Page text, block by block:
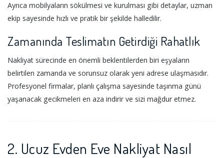
Ayrıca mobilyaların sökülmesi ve kurulması gibi detaylar, uzman
ekip sayesinde hızlı ve pratik bir şekilde halledilir.
Zamanında Teslimatın Getirdiği Rahatlık
Nakliyat sürecinde en önemli beklentilerden biri eşyaların
belirtilen zamanda ve sorunsuz olarak yeni adrese ulaşmasıdır.
Profesyonel firmalar, planlı çalışma sayesinde taşınma günü
yaşanacak gecikmeleri en aza indirir ve sizi mağdur etmez.
2. Ucuz Evden Eve Nakliyat Nasıl